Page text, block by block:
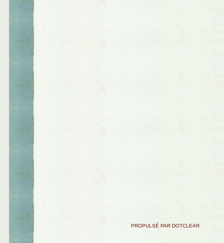
PROPULSÉ PAR DOTCLEAR